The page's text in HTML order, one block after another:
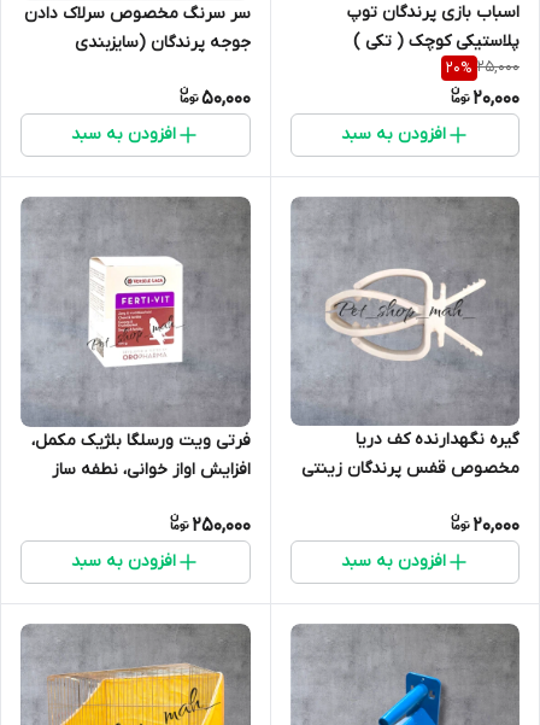
اسباب بازی پرندگان توپ
پلاستیکی کوچک ( تکی )
25,000
20%
20,000
افزودن به سبد
سر سرنگ مخصوص سرلاک دادن
جوجه پرندگان (سایزبندی
50,000
افزودن به سبد
گیره نگهدارنده کف دریا
مخصوص قفس پرندگان زینتی
20,000
افزودن به سبد
فرتی ویت ورسلگا بلژیک مکمل،
افزایش اواز خوانی، نطفه ساز
250,000
افزودن به سبد